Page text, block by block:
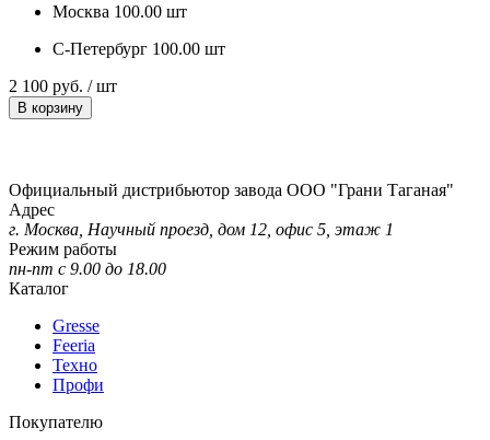
Москва 100.00 шт
С-Петербург 100.00 шт
2 100 руб. / шт
В корзину
Официальный дистрибьютор завода ООО "Грани Таганая"
Адрес
г. Москва, Научный проезд, дом 12, офис 5, этаж 1
Режим работы
пн-пт с 9.00 до 18.00
Каталог
Gresse
Feeria
Техно
Профи
Покупателю